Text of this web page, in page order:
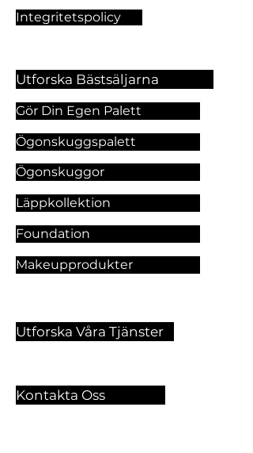
Integritetspolicy
Utforska Bästsäljarna
Gör Din Egen Palett
Ögonskuggspalett
Ögonskuggor
Läppkollektion
Foundation
Makeupprodukter
Utforska Våra Tjänster
Kontakta Oss